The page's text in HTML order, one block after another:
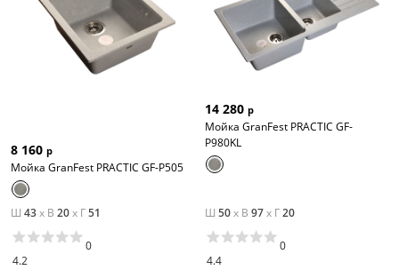
8 160 р
Мойка GranFest PRACTIC GF-P505
Ш 43x В 20x Г51
4.2
0
14 280 р
Мойка GranFest PRACTIC GF-
P980KL
Ш 50x В 97x Г20
4.4
0